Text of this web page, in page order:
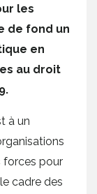
les
de fond un
en
au droit
à un
forces pour
cadre des